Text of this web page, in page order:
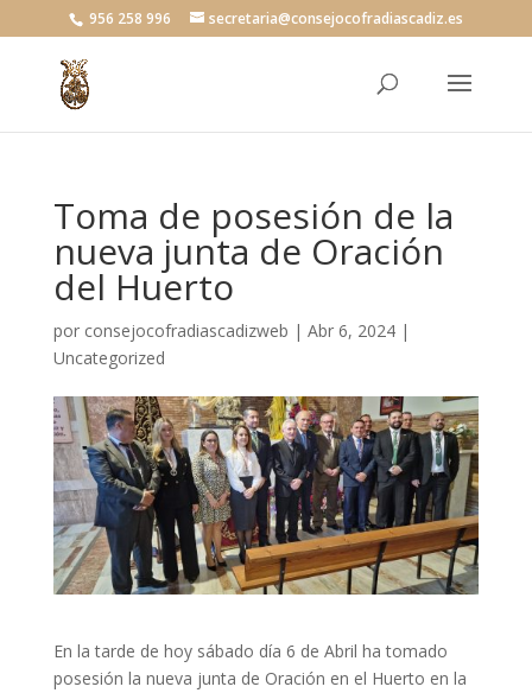
956 258 996 secretaria@consejocofradiascadiz.es
Toma de posesión de la
nueva junta de Oración
del Huerto
por consejocofradiascadizweb | Abr 6, 2024|
Uncategorized
En la tarde de hoy sábado día 6 de Abril ha tomado
posesión la nueva junta de Oración en el Huerto en la